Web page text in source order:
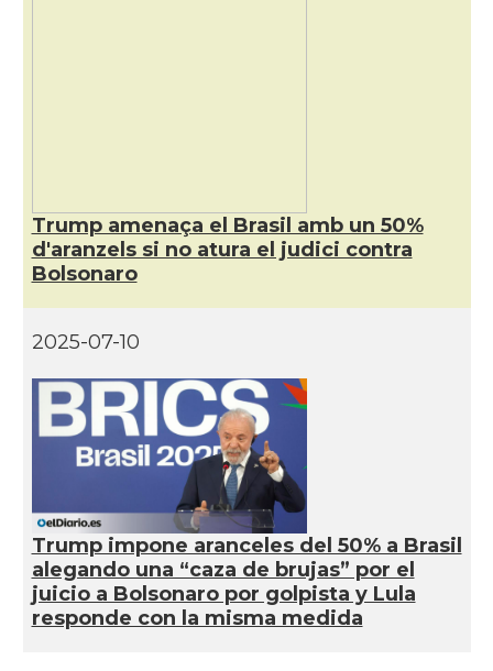
Trump amenaça el Brasil amb un 50%
d'aranzels si no atura el judici contra
Bolsonaro
2025-07-10
Trump impone aranceles del 50% a Brasil
alegando una “caza de brujas” por el
juicio a Bolsonaro por golpista y Lula
responde con la misma medida